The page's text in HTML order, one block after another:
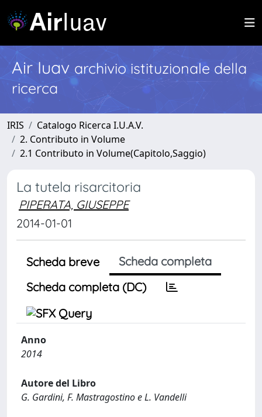
Air Iuav archivio istituzionale della
ricerca
IRIS
Catalogo Ricerca I.U.A.V.
2. Contributo in Volume
2.1 Contributo in Volume(Capitolo,Saggio)
La tutela risarcitoria
PIPERATA, GIUSEPPE
2014-01-01
Scheda breve
Scheda completa
Scheda completa (DC)
Anno
2014
Autore del Libro
G. Gardini, F. Mastragostino e L. Vandelli